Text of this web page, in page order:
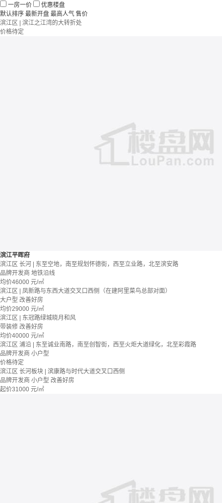
一房一价
优惠楼盘
默认排序 最新开盘 最高人气 售价
滨江区 | 滨江之江湾的大转折处
价格待定
滨江平晖府
滨江区 长河 | 东至空地，南至规划怀德街，西至立业路，北至滨安路
品牌开发商 地铁沿线
均价46000 元/㎡
滨江区 | 凤新路与东西大道交叉口西侧（在建阿里菜鸟总部对面）
大户型 改善好房
均价29000 元/㎡
滨江区 | 东冠路绿城晓月和风
带装修 改善好房
均价40000 元/㎡
滨江区 浦沿 | 东至诚业南路，南至创智街，西至火炬大道绿化，北至彩霞路
品牌开发商 小户型
价格待定
滨江区 长河板块 | 滨康路与时代大道交叉口西侧
品牌开发商 小户型 改善好房
起价31000 元/㎡